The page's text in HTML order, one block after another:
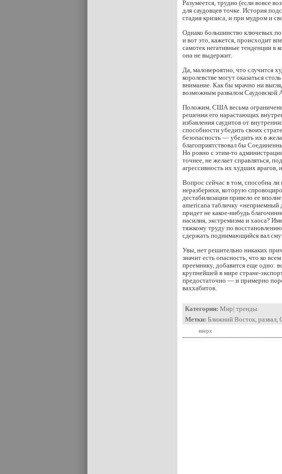
Разумеется, трудно (если вовсе
для саудовцев точке. История
стадия кризиса, и при мудром и
Однако большинство ключевых
и вот это, кажется, происходит
самотек негативные тенденции в
она не выдержит.
Да, маловероятно, что случится
королевстве могут оказаться
внимание. Как бы мрачно ни
возможным развалом Саудовской
Положим, США весьма
решении его нарастающих
избавления саудитов от
способности убедить своих
безопасность — убедить их в
благоприятствовал бы
Но ровно с этим-то
точнее, не желает справляться,
агрессивность их худших врагов,
Вопрос сейчас в том, способна
неразберихи, которую
дестабилизации привело ее
americana табличку «неприемный
придет не какое-нибудь
насилия, экстремизма и хаоса?
тяжкому труду по
сдержать поднимающийся вал
Увы, нет решительно никаких
значит есть опасность, что ко
преемнику, добавится еще одно:
крупнейшей в мире стране-
предостаточно — и примерно
ваххабитов.
Категории: Мир| тренды
Метки: Ближний Восток, развал,
вверх